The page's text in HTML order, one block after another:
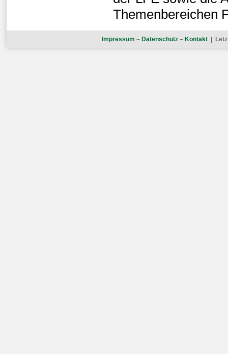
Themenbereichen
Impressum – Datenschutz – Kontakt |